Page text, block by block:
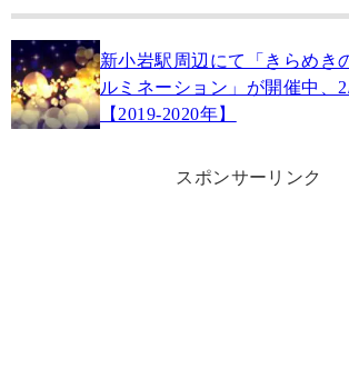
新小岩駅周辺にて「きらめき
ルミネーション」が開催中、
【2019-2020年】
スポンサーリンク